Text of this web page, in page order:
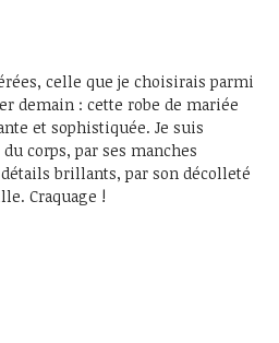
celle que je choisirais parmi
demain : cette robe de mariée
et sophistiquée. Je suis
corps, par ses manches
brillants, par son décolleté
Craquage !